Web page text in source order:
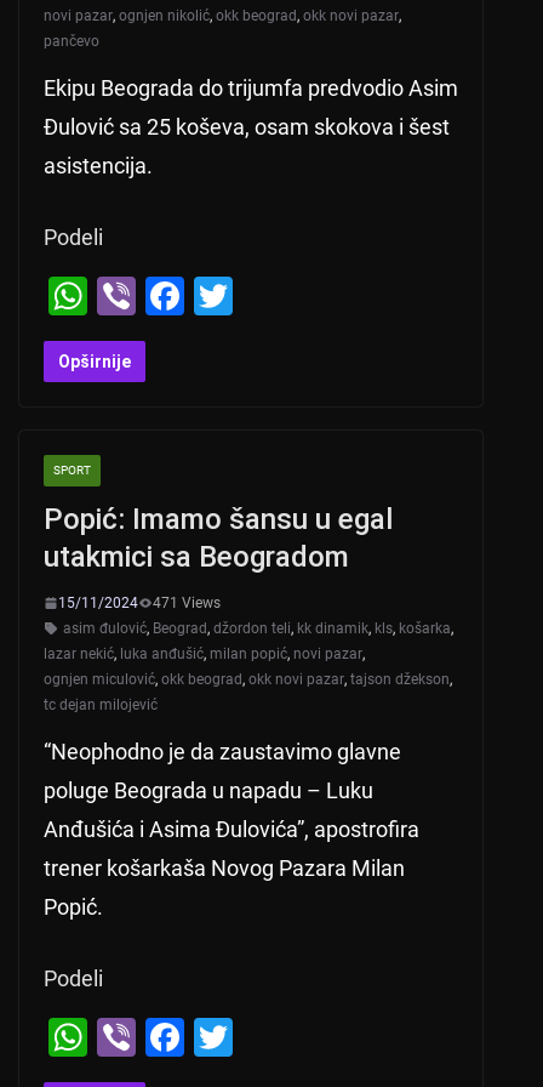
novi pazar, ognjen nikolić, okk beograd, okk novi pazar,
pančevo
Ekipu Beograda do trijumfa predvodio Asim
Đulović sa 25 koševa, osam skokova i šest
asistencija.
Podeli
W
h
at
A
p
p
Vi
b
er
F
o
k
Opširnije
SPORT
Popić: Imamo šansu u egal
utakmici sa Beogradom
15/11/2024
471 Views
asim đulović, Beograd, džordon teli, kk dinamik, kls, košarka,
lazar nekić, luka anđušić, milan popić, novi pazar,
ognjen miculović, okk beograd, okk novi pazar, tajson džekson,
tc dejan milojević
“Neophodno je da zaustavimo glavne
poluge Beograda u napadu – Luku
Anđušića i Asima Đulovića”, apostrofira
trener košarkaša Novog Pazara Milan
Popić.
Podeli
W
h
Vi
b
F